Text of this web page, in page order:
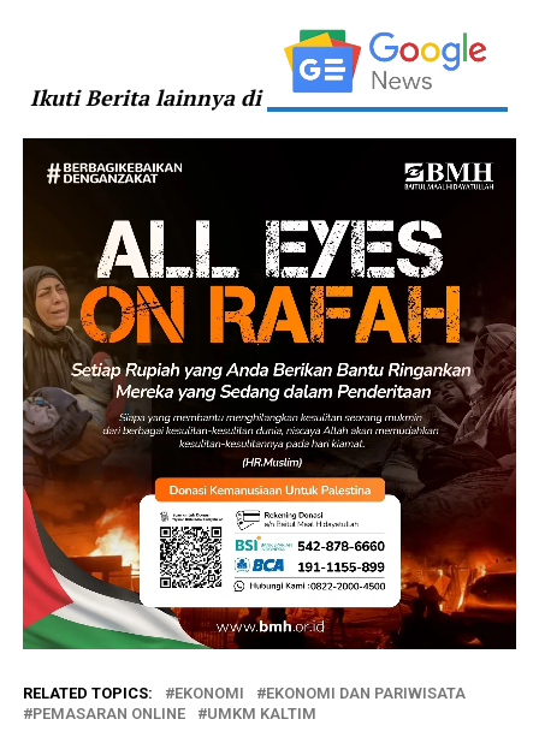
Ikuti Berita lainnya di
RELATED TOPICS: EKONOMI
EKONOMI DAN PARIWISATA
PEMASARAN ONLINE
UMKM KALTIM